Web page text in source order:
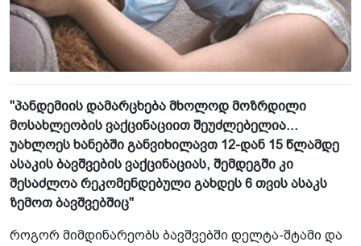
"პანდემიის დამარცხება მხოლოდ მოზრდილი
მოსახლეობის ვაქცინაციით შეუძლებელია...
უახლოეს ხანებში განვიხილავთ 12-დან 15 წლამდე
ასაკის ბავშვების ვაქცინაციას, შემდეგში კი
შესაძლოა რეკომენდებული გახდეს 6 თვის ასაკს
ზემოთ ბავშვებშიც"
როგორ მიმდინარეობს ბავშვებში დელტა-შტამი და